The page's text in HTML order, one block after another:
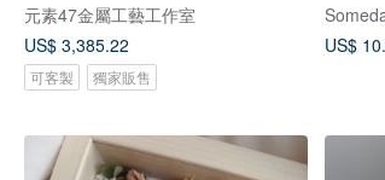
元素47金屬工藝工作室
US$ 3,385.22
可客製 獨家販售
US$